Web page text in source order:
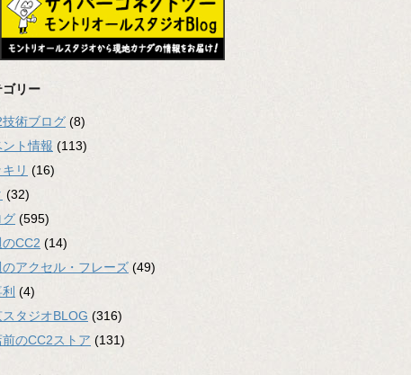
ゴリー
技術ブログ (8)
ント情報 (113)
キリ (16)
(32)
グ (595)
CC2 (14)
のアクセル・フレーズ (49)
(4)
タジオBLOG (316)
前のCC2ストア (131)